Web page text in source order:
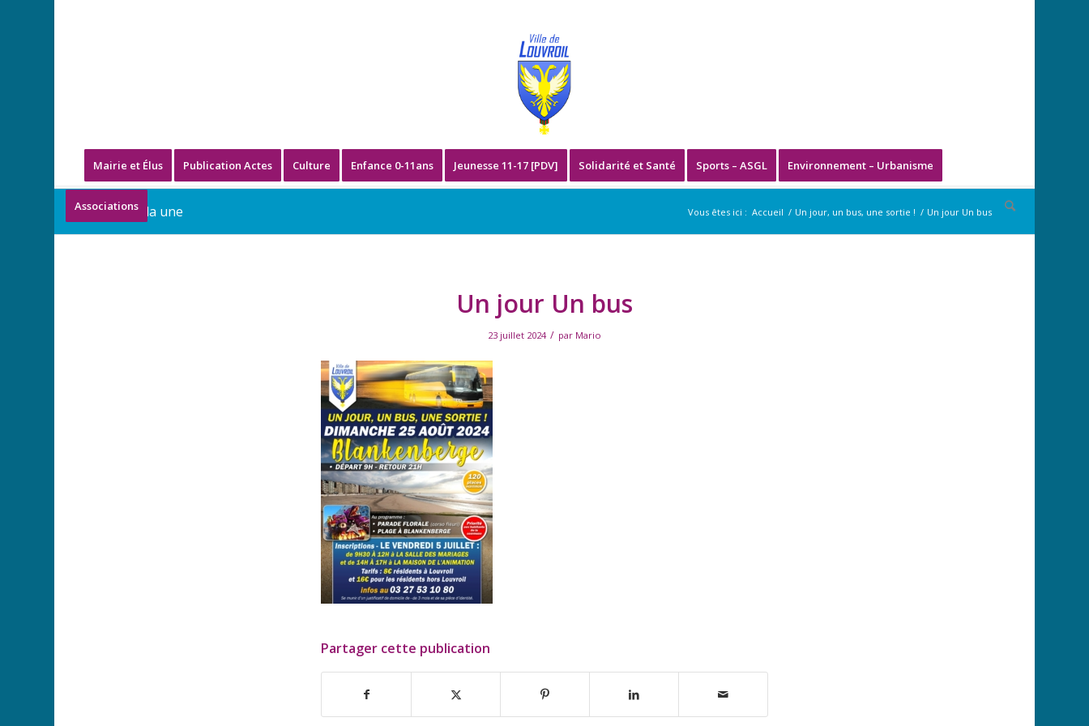
Mairie et Élus Publication Actes Culture Enfance 0-11ans Jeunesse 11-17 [PDV] Solidarité et Santé Sports – ASGL Environnement – Urbanisme
Associations
Blog - A la une Vous êtes ici : Accueil / Un jour, un bus, une sortie ! / Un jour Un bus
Un jour Un bus
23 juillet 2024 / par Mario
Partager cette publication